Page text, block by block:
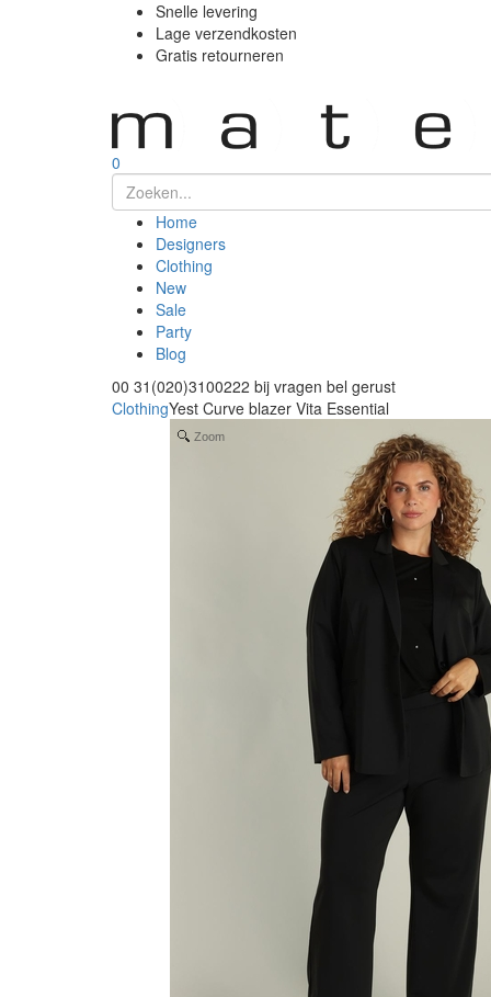
Snelle levering
Lage verzendkosten
Gratis retourneren
0
Home
Designers
Clothing
New
Sale
Party
Blog
00 31(020)3100222 bij vragen bel gerust
ClothingYest Curve blazer Vita Essential
Zoom